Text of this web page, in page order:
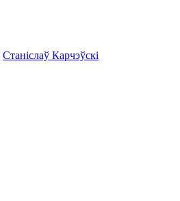
Станіслаў Карчэўскі